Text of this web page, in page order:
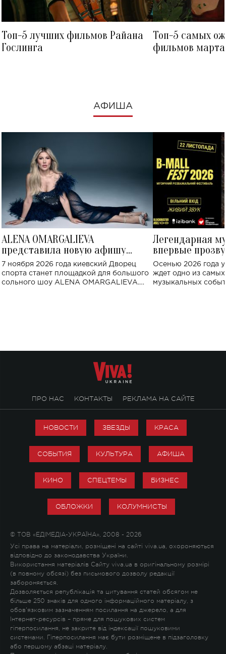
Топ-5 лучших фильмов Райана
Гослинга
Топ-5 самых
фильмов
АФИША
ALENA OMARGALIEVA
представила новую афишу
большого концерта во Дворце
спорта
7 ноября 2026 года киевский Дворец
спорта станет площадкой для большого
сольного шоу ALENA OMARGALIEVA.
Легендарная
впервые
Украине: где
Осенью 2026 года
ждет одно из
музыкальных
ПРО НАС КОНТАКТЫ РЕКЛАМА НА САЙТЕ
НОВОСТИ ЗВЕЗДЫ КРАСА
СОБЫТИЯ КУЛЬТУРА АФИША
КИНО СПЕЦТЕМЫ БИЗНЕС
ОБЛОЖКИ КОЛУМНИСТЫ
© ТОВ «ЕДІМЕДІА-УКРАЇНА», 2008 - 2026
Усі права на матеріали, розміщені на сайті viva.ua, охороняються
відповідно до законодавства України.
Використання матеріалів Сайту viva.ua в оригінальному розмірі
(в повному обсязі) без письмового дозволу редакції
забороняється.
Дозволяється републікація та цитування статей обсягом не
більше 250 знаків для одного інформаційного матеріалу, з
обов'язковим зазначенням посилання на джерело, а для
Інтернет-ресурсів – пряме для пошукових систем
гіперпосилання, не закрите від індексації пошуковими
системами. Гіперпосилання має бути розміщене в підзаголовку
або першому абзаці матеріалу.